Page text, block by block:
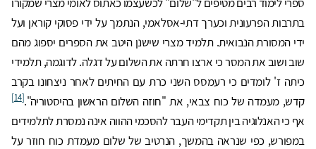
בתרבות הפרעונית וכערך דתי-אסלאמי, הנתמך על ידי פסוקי קוראן ועל
ידי המסורת הנבואית. תלמיד מצרי שישנן היטב את הספרים יספוג מהם
שוב ושוב את המסר כי ארצו חרתה את השלום על דגלה. לדוגמה, תלמידי
כיתה ז' לומדים כי רעמסס השני כרת עם החיתים לאחר ניצחונו בקרב
קדש, מעמדה של כוח צבאי, את "חוזה השלום הראשון בהיסטוריה".[14]
אף כי האנלוגיה בין תקדימי העבר להסכמי ההווה אינה נמסרת לתלמידים
במפורש, כפי שנראה בהמשך, הנרטיב של שלום מעמדת כוח חוזר על